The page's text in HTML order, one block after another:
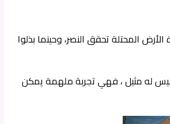
المحتلة تحقق النصر، وحينما بذلوا
ليس له مثيل ، فهي تجربة ملهمة يمكن